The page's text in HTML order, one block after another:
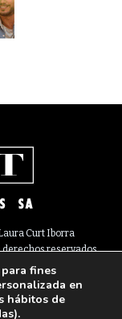
Curt Iborra
derechos reservados
Suscripción
101¦ Fax 933 183 505
fines
en
hábitos de